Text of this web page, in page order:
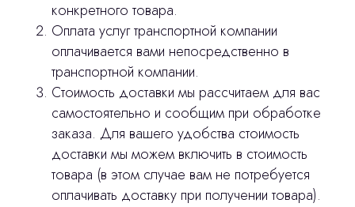
конкретного товара.
Оплата услуг транспортной компании
оплачивается вами непосредственно в
транспортной компании.
Стоимость доставки мы рассчитаем для вас
самостоятельно и сообщим при обработке
заказа. Для вашего удобства стоимость
доставки мы можем включить в стоимость
товара (в этом случае вам не потребуется
оплачивать доставку при получении товара).